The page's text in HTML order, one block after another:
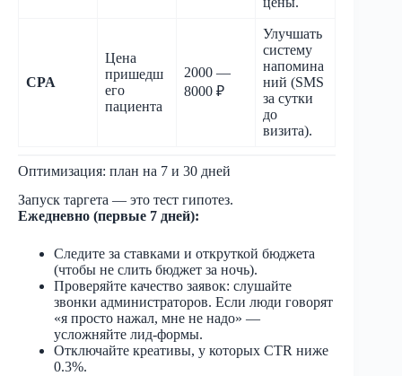
CPA
Цена
пришедш
его
пациента
2000 —
8000 ₽
Улучшать
систему
напомина
ний (SMS
за сутки
до
визита).
Оптимизация: план на 7 и 30 дней
Запуск таргета — это тест гипотез.
Ежедневно (первые 7 дней):
Следите за ставками и откруткой бюджета
(чтобы не слить бюджет за ночь).
Проверяйте качество заявок: слушайте
звонки администраторов. Если люди говорят
«я просто нажал, мне не надо» —
усложняйте лид-формы.
Отключайте креативы, у которых CTR ниже
0.3%.